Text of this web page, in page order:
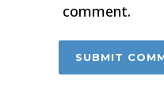
comment.